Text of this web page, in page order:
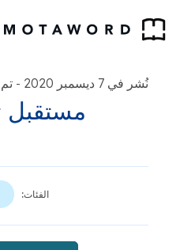
نُشر في 7 ديسمبر 2020 - تم
مستقبل
الفئات: